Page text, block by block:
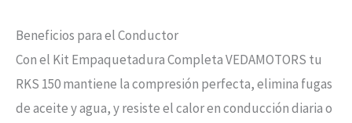
Beneficios para el Conductor
Con el Kit Empaquetadura Completa VEDAMOTORS tu
RKS 150 mantiene la compresión perfecta, elimina fugas
de aceite y agua, y resiste el calor en conducción diaria o